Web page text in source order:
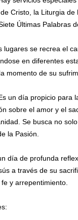
Cristo, la Liturgia de
Últimas Palabras
lugares se recrea el
en diferentes
momento de su
un día propicio para
sobre el amor y el
Se busca no
la Pasión.
día de profunda
a través de su
y arrepentimiento.